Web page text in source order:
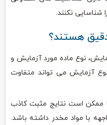
نکنند.
دقیق هستند؟
نوع ماده مورد آزمایش و
آزمایش می تواند متفاوت
ممکن است نتایج مثبت کاذب
با مواد مخدر داشته باشد.